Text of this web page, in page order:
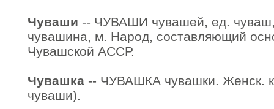
Чуваши -- ЧУВАШИ чувашей, ед.
чувашина, м. Народ, составляющий
Чувашской АССР.
Чувашка -- ЧУВАШКА чувашки. Женск.
чуваши).